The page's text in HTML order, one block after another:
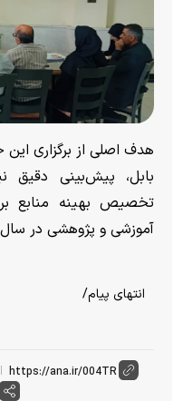
هدف اصلی از برگزاری
بابل، پیش‌بینی دقیق
تخصیص بهینه منابع
آموزشی و پژوهشی در
انتهای پیام/